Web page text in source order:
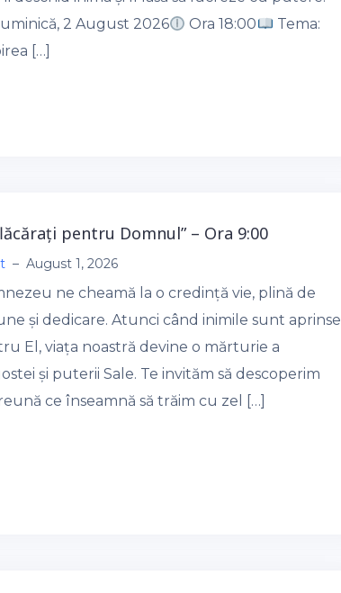
2 August 2026
Ora 18:00
Tema:
[…]
pentru Domnul” – Ora 9:00
– August 1, 2026
ne cheamă la o credință vie, plină de
și dedicare. Atunci când inimile sunt aprinse
El, viața noastră devine o mărturie a
și puterii Sale. Te invităm să descoperim
ce înseamnă să trăim cu zel […]